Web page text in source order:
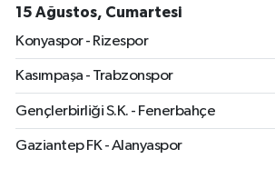
15 Ağustos, Cumartesi
Konyaspor - Rizespor
Kasımpaşa - Trabzonspor
Gençlerbirliği S.K. - Fenerbahçe
Gaziantep FK - Alanyaspor